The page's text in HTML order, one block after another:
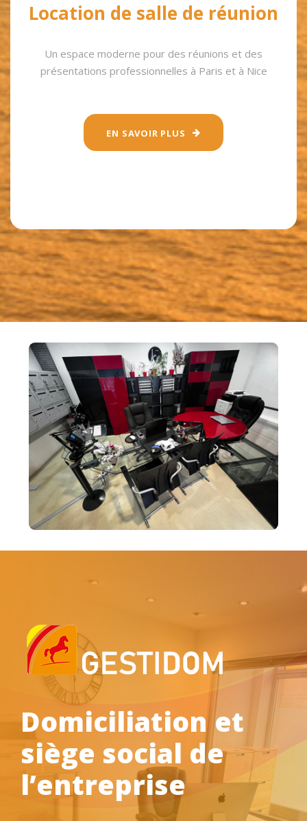
Location de salle de réunion
Un espace moderne pour des réunions et des
présentations professionnelles à Paris et à Nice
EN SAVOIR PLUS
Domiciliation et
siège social de
l’entreprise